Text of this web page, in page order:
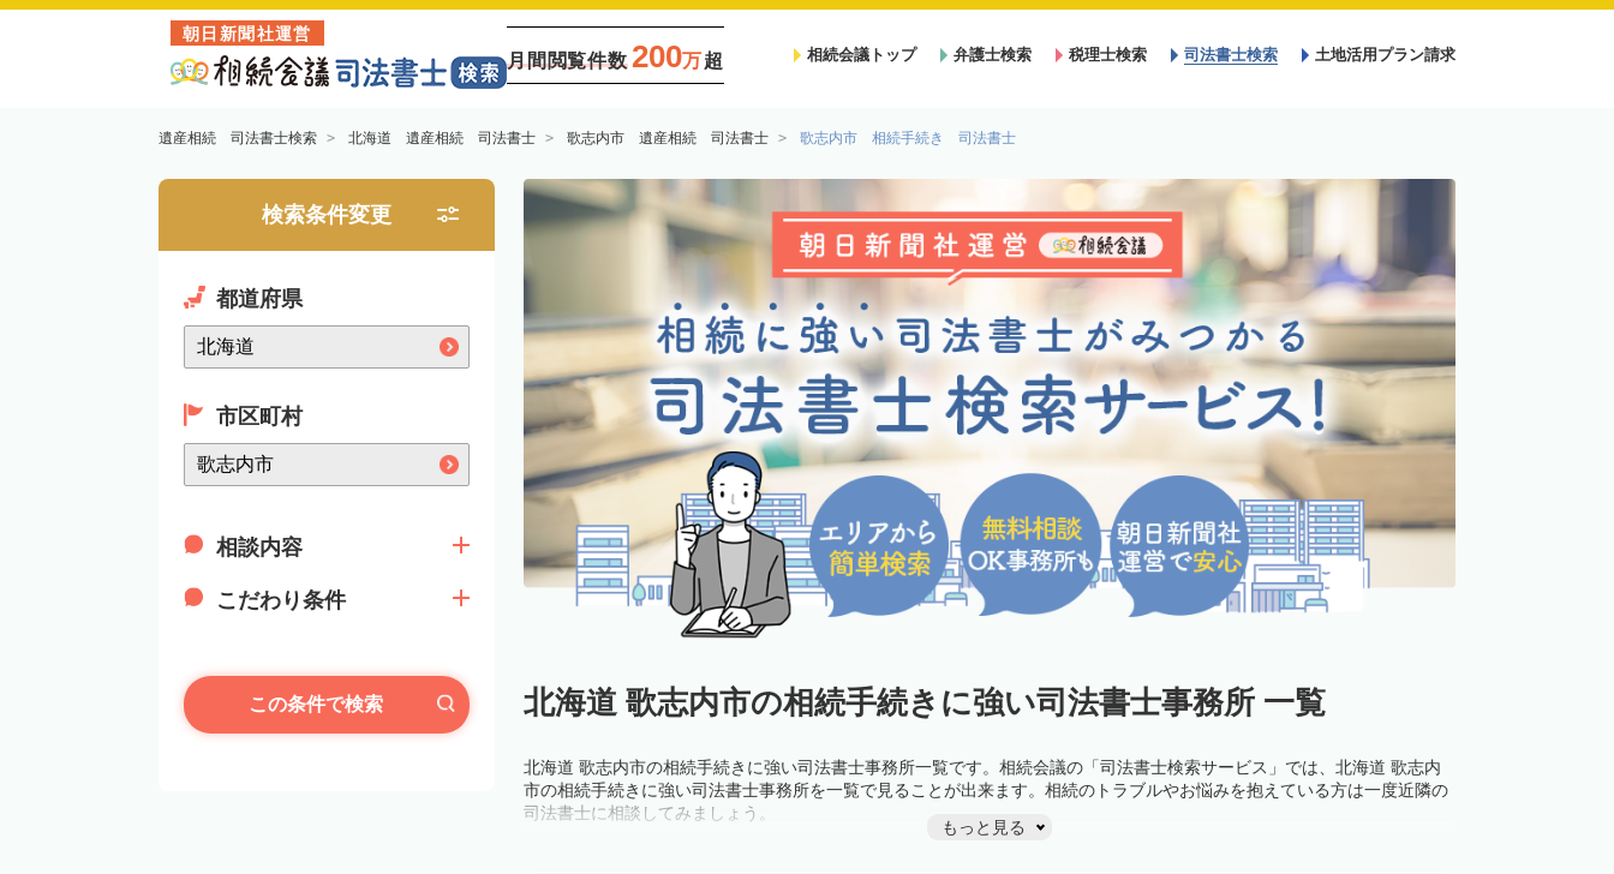
朝日新聞社運営
月間閲覧件数 200万超 相続会議トップ 弁護士検索 税理士検索 司法書士検索 土地活用プラン請求
遺産相続 司法書士検索 北海道 遺産相続 司法書士 歌志内市 遺産相続 司法書士 歌志内市 相続手続き 司法書士
検索条件変更
都道府県
市区町村
相談内容
こだわり条件
この条件で検索 北海道 歌志内市の相続手続きに強い司法書士事務所 一覧
北海道 歌志内市の相続手続きに強い司法書士事務所一覧です。相続会議の「司法書士検索サービス」では、北海道 歌志内
市の相続手続きに強い司法書士事務所を一覧で見ることが出来ます。相続のトラブルやお悩みを抱えている方は一度近隣の
司法書士に相談してみましょう。
もっと見る